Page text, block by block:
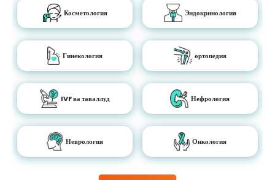
Косметология Эндокринология
Гинекология ортопедия
IVF ва таваллуд Нефрология
Неврология Онкология